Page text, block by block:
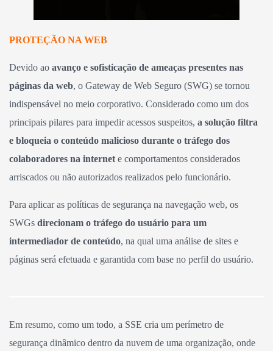
PROTEÇÃO NA WEB
Devido ao avanço e sofisticação de ameaças presentes nas
páginas da web, o Gateway de Web Seguro (SWG) se tornou
indispensável no meio corporativo. Considerado como um dos
principais pilares para impedir acessos suspeitos, a solução filtra
e bloqueia o conteúdo malicioso durante o tráfego dos
colaboradores na internet e comportamentos considerados
arriscados ou não autorizados realizados pelo funcionário.
Para aplicar as políticas de segurança na navegação web, os
SWGs direcionam o tráfego do usuário para um
intermediador de conteúdo, na qual uma análise de sites e
páginas será efetuada e garantida com base no perfil do usuário.
Em resumo, como um todo, a SSE cria um perímetro de
segurança dinâmico dentro da nuvem de uma organização, onde